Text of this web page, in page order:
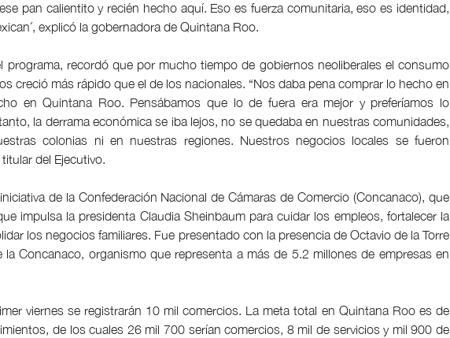
pan calientito y recién hecho aquí. Eso es fuerza comunitaria, eso es identidad,
explicó la gobernadora de Quintana Roo.
programa, recordó que por mucho tiempo de gobiernos neoliberales el consumo
creció más rápido que el de los nacionales. “Nos daba pena comprar lo hecho en
en Quintana Roo. Pensábamos que lo de fuera era mejor y preferíamos lo
la derrama económica se iba lejos, no se quedaba en nuestras comunidades,
colonias ni en nuestras regiones. Nuestros negocios locales se fueron
del Ejecutivo.
de la Confederación Nacional de Cámaras de Comercio (Concanaco), que
impulsa la presidenta Claudia Sheinbaum para cuidar los empleos, fortalecer la
los negocios familiares. Fue presentado con la presencia de Octavio de la Torre
la Concanaco, organismo que representa a más de 5.2 millones de empresas en
viernes se registrarán 10 mil comercios. La meta total en Quintana Roo es de
de los cuales 26 mil 700 serían comercios, 8 mil de servicios y mil 900 de